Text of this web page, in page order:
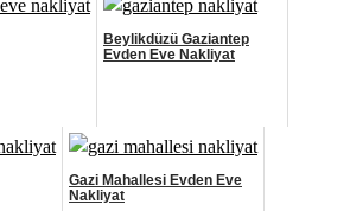
Beylikdüzü Gaziantep
Evden Eve Nakliyat
Gazi Mahallesi Evden Eve
Nakliyat